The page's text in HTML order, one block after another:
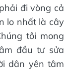
đi vòng cả
lo nhất là cây
tôi mong
đầu tư sửa
dân yên tâm